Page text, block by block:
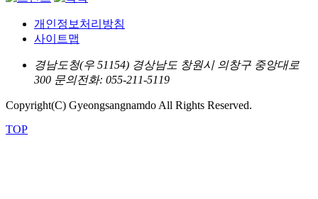
개인정보처리방침
사이트맵
경남도청(우 51154) 경상남도 창원시 의창구 중앙대로
300 문의전화: 055-211-5119
Copyright(C) Gyeongsangnamdo All Rights Reserved.
TOP